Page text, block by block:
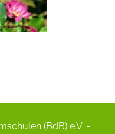
(BdB) e.V. -